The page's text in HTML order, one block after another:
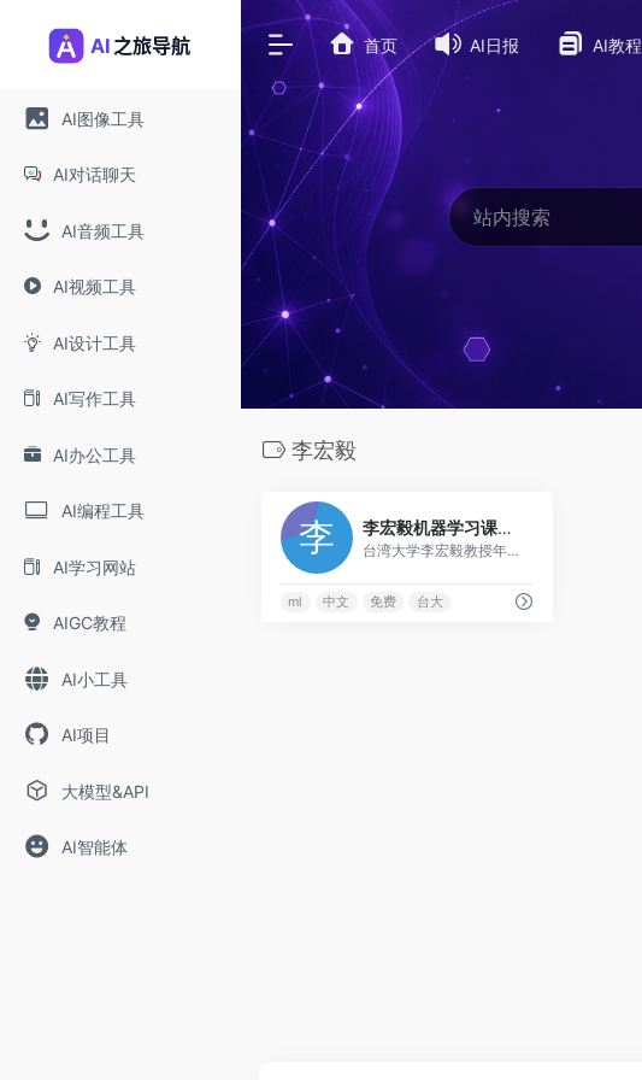
AI图像工具
AI对话聊天
AI音频工具
AI视频工具
AI设计工具
AI写作工具
AI办公工具
AI编程工具
AI学习网站
AIGC教程
AI小工具
AI项目
大模型&API
AI智能体
首页 AI日报 AI教程
李宏毅
李宏毅机器学习课程 (ML 2025)
台湾大学李宏毅教授年度更新的ML课程，从基础到Transformer/生成式AI，讲解生动易懂，华人圈最受欢迎的ML课程之一。
ml 中文 免费 台大